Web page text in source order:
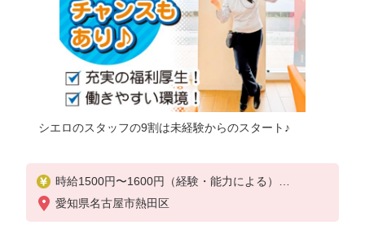
シエロのスタッフの9割は未経験からのスタート♪
時給1500円〜1600円（経験・能力による）
※残業代支給
★交通費別途支給（規定あり）
愛知県名古屋市熱田区